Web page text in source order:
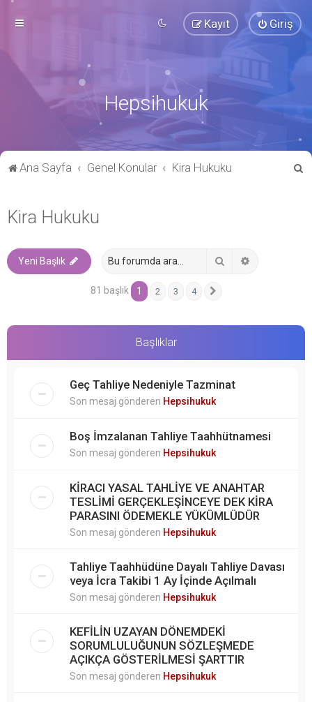
Giriş
Kayıt
Hepsihukuk
Ana Sayfa Genel Konular Kira Hukuku
Kira Hukuku
Yeni Başlık
81 başlık 1 2 3 4
Başlıklar
Geç Tahliye Nedeniyle Tazminat
Son mesaj gönderen Hepsihukuk
Boş İmzalanan Tahliye Taahhütnamesi
Son mesaj gönderen Hepsihukuk
KİRACI YASAL TAHLİYE VE ANAHTAR
TESLİMİ GERÇEKLEŞİNCEYE DEK KİRA
PARASINI ÖDEMEKLE YÜKÜMLÜDÜR
Son mesaj gönderen Hepsihukuk
Tahliye Taahhüdüne Dayalı Tahliye Davası
veya İcra Takibi 1 Ay İçinde Açılmalı
Son mesaj gönderen Hepsihukuk
KEFİLİN UZAYAN DÖNEMDEKİ
SORUMLULUĞUNUN SÖZLEŞMEDE
AÇIKÇA GÖSTERİLMESİ ŞARTTIR
Son mesaj gönderen Hepsihukuk